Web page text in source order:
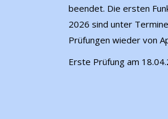
beendet. Die ersten
2026 sind unter
Prüfungen wieder von
Erste Prüfung am